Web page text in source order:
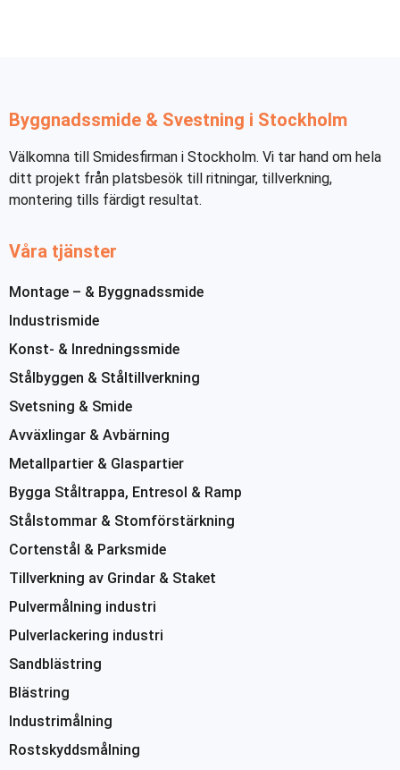
Byggnadssmide & Svestning i Stockholm
Välkomna till Smidesfirman i Stockholm. Vi tar hand om hela
ditt projekt från platsbesök till ritningar, tillverkning,
montering tills färdigt resultat.
Våra tjänster
Montage – & Byggnadssmide
Industrismide
Konst- & Inredningssmide
Stålbyggen & Ståltillverkning
Svetsning & Smide
Avväxlingar & Avbärning
Metallpartier & Glaspartier
Bygga Ståltrappa, Entresol & Ramp
Stålstommar & Stomförstärkning
Cortenstål & Parksmide
Tillverkning av Grindar & Staket
Pulvermålning industri
Pulverlackering industri
Sandblästring
Blästring
Industrimålning
Rostskyddsmålning